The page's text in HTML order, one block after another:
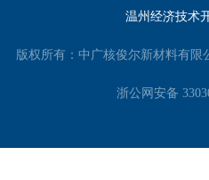
温州经济技术
版权所有：中广核俊尔新材料有限
浙公网安备